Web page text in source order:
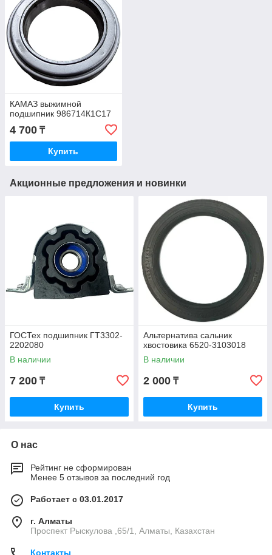
КАМАЗ выжимной
подшипник 986714К1С17
4 700 ₸
Купить
Акционные предложения и новинки
ГОСТех подшипник ГТ3302-
2202080
В наличии
7 200 ₸
Купить
Альтернатива сальник
хвостовика 6520-3103018
В наличии
2 000 ₸
Купить
О нас
Рейтинг не сформирован
Менее 5 отзывов за последний год
Работает с 03.01.2017
г. Алматы
Проспект Рыскулова ,65/1, Алматы, Казахстан
Контакты